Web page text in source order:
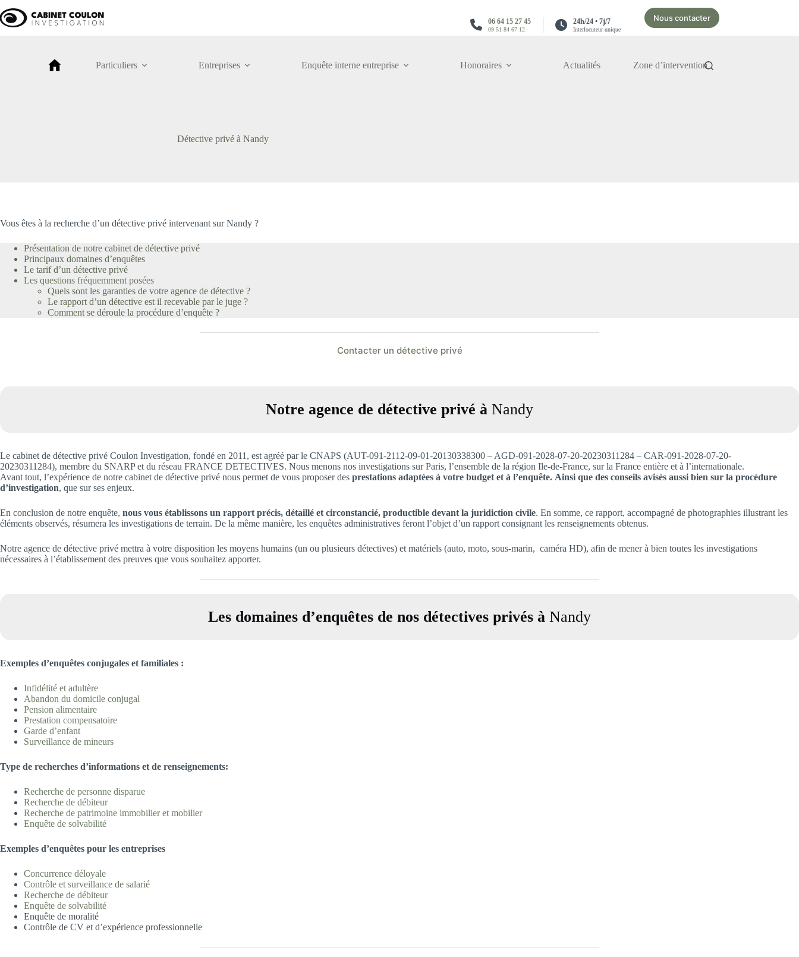
au
contenu
06 64 15 27 45
09 51 84 67 12
24h/24 • 7j/7
Interlocuteur unique
Nous contacter
Particuliers Entreprises Enquête interne entreprise Honoraires Actualités Zone d’intervention
Détective privé à Nandy
Vous êtes à la recherche d’un détective privé intervenant sur Nandy ?
Présentation de notre cabinet de détective privé
Principaux domaines d’enquêtes
Le tarif d’un détective privé
Les questions fréquemment posées
Quels sont les garanties de votre agence de détective ?
Le rapport d’un détective est il recevable par le juge ?
Comment se déroule la procédure d’enquête ?
Contacter un détective privé
Notre agence de détective privé à Nandy
Le cabinet de détective privé Coulon Investigation, fondé en 2011, est agréé par le CNAPS (AUT-091-2112-09-01-20130338300 – AGD-091-2028-07-20-20230311284 – CAR-091-2028-07-20-
20230311284), membre du SNARP et du réseau FRANCE DETECTIVES. Nous menons nos investigations sur Paris, l’ensemble de la région Ile-de-France, sur la France entière et à l’internationale.
Avant tout, l’expérience de notre cabinet de détective privé nous permet de vous proposer des prestations adaptées à votre budget et à l’enquête. Ainsi que des conseils avisés aussi bien sur la procédure
d’investigation, que sur ses enjeux.
En conclusion de notre enquête, nous vous établissons un rapport précis, détaillé et circonstancié, productible devant la juridiction civile. En somme, ce rapport, accompagné de photographies illustrant les
éléments observés, résumera les investigations de terrain. De la même manière, les enquêtes administratives feront l’objet d’un rapport consignant les renseignements obtenus.
Notre agence de détective privé mettra à votre disposition les moyens humains (un ou plusieurs détectives) et matériels (auto, moto, sous-marin, caméra HD), afin de mener à bien toutes les investigations
nécessaires à l’établissement des preuves que vous souhaitez apporter.
Les domaines d’enquêtes de nos détectives privés à Nandy
Exemples d’enquêtes conjugales et familiales :
Infidélité et adultère
Abandon du domicile conjugal
Pension alimentaire
Prestation compensatoire
Garde d’enfant
Surveillance de mineurs
Type de recherches d’informations et de renseignements:
Recherche de personne disparue
Recherche de débiteur
Recherche de patrimoine immobilier et mobilier
Enquête de solvabilité
Exemples d’enquêtes pour les entreprises
Concurrence déloyale
Contrôle et surveillance de salarié
Recherche de débiteur
Enquête de solvabilité
Enquête de moralité
Contrôle de CV et d’expérience professionnelle